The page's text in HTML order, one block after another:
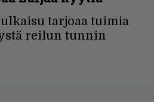
tarjoaa tuimia
reilun tunnin